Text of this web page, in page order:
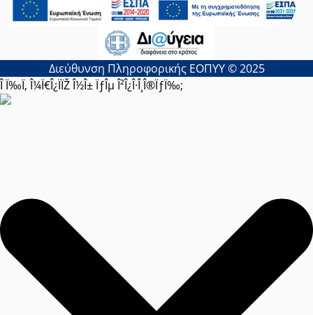
Διεύθυνση Πληροφορικής ΕΟΠΥΥ © 2025
Î Ï‰Ï‚ Î¼Ï€Î¿ÏÏŽ Î½Î± ÏƒÎµ Î²Î¿Î·Î¸Î®ÏƒÏ‰;